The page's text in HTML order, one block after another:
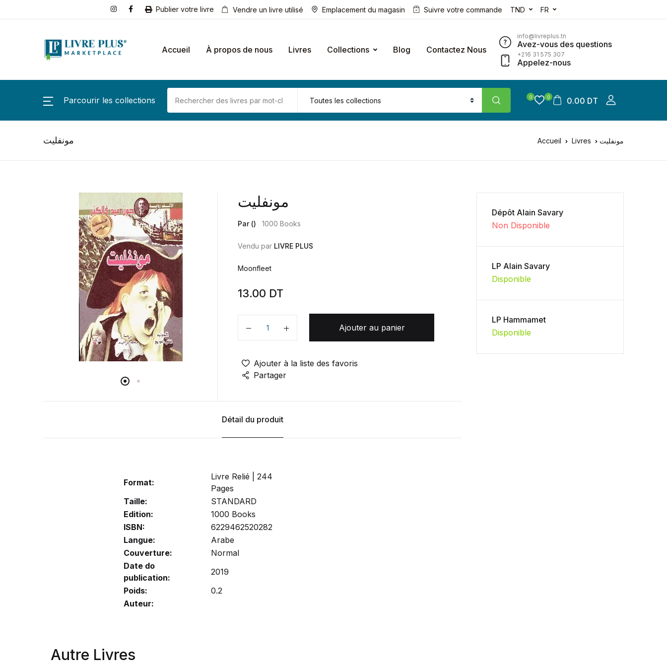
Publier votre livre Vendre un livre utilisé Emplacement du magasin Suivre votre commande TND FR
Accueil À propos de nous Livres Collections Blog Contactez Nous
info@livreplus.tn
Avez-vous des questions
+216 31 575 307
Appelez-nous
Parcourir les collections 0 0 0.00 DT
مونفليت Accueil Livres مونفليت
مونفليت
Par () 1000 Books
Vendu par LIVRE PLUS
Moonfleet
13.00 DT
Quantité
Ajouter au panier
Ajouter à la liste des favoris
Partager
Détail du produit
Format:
Livre Relié | 244
Pages
Taille:
STANDARD
Edition:
1000 Books
ISBN:
6229462520282
Langue:
Arabe
Couverture:
Normal
Date do
publication:
2019
Poids:
0.2
Auteur:
Dépôt Alain Savary
Non Disponible
LP Alain Savary
Disponible
LP Hammamet
Disponible
Autre Livres